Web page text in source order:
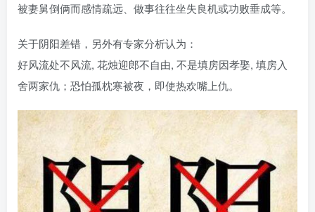
被妻舅倒俩而感情疏远、做事往往坐失良机或功败垂成等。
关于阴阳差错，另外有专家分析认为：
好风流处不风流, 花烛迎郎不自由, 不是填房因孝娶, 填房入
舍两家仇；恐怕孤枕寒被夜，即使热欢嘴上仇。